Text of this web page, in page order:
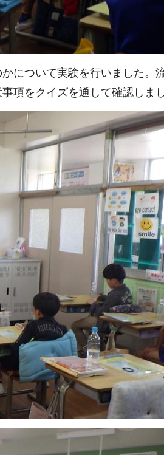
について実験を行いました。
項をクイズを通して確認しま